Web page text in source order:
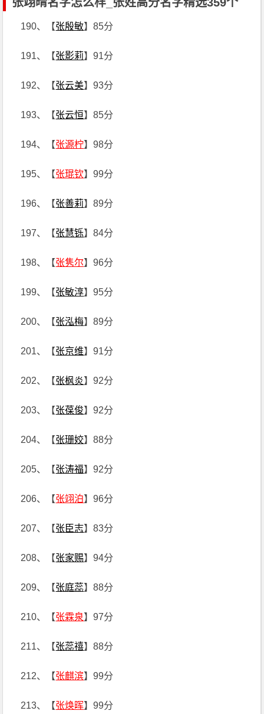
190、【张殷敏】85分
191、【张影莉】91分
192、【张云美】93分
193、【张云恒】85分
194、【张源柠】98分
195、【张琨钦】99分
196、【张善莉】89分
197、【张慧铄】84分
198、【张隽尔】96分
199、【张敏淳】95分
200、【张泓梅】89分
201、【张京维】91分
202、【张枫炎】92分
203、【张葆俊】92分
204、【张珊姣】88分
205、【张涛福】92分
206、【张翊泊】96分
207、【张臣志】83分
208、【张家赐】94分
209、【张庭蕊】88分
210、【张霖泉】97分
211、【张蕊禧】88分
212、【张麒滨】99分
213、【张焕晖】99分